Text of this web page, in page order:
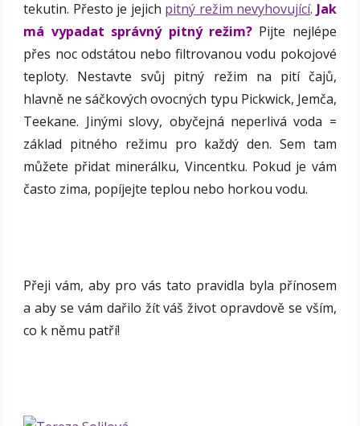
tekutin. Přesto je jejich pitný režim nevyhovující. Jak
má vypadat správný pitný režim?Pijte nejlépe
přes noc odstátou nebo filtrovanou vodu pokojové
teploty. Nestavte svůj pitný režim na pití čajů,
hlavně ne sáčkových ovocných typu Pickwick, Jemča,
Teekane. Jinými slovy, obyčejná neperlivá voda =
základ pitného režimu pro každý den. Sem tam
můžete přidat minerálku, Vincentku. Pokud je vám
často zima, popíjejte teplou nebo horkou vodu.
Přeji vám, aby pro vás tato pravidla byla přínosem
a aby se vám dařilo žít váš život opravdově se vším,
co k němu patří!